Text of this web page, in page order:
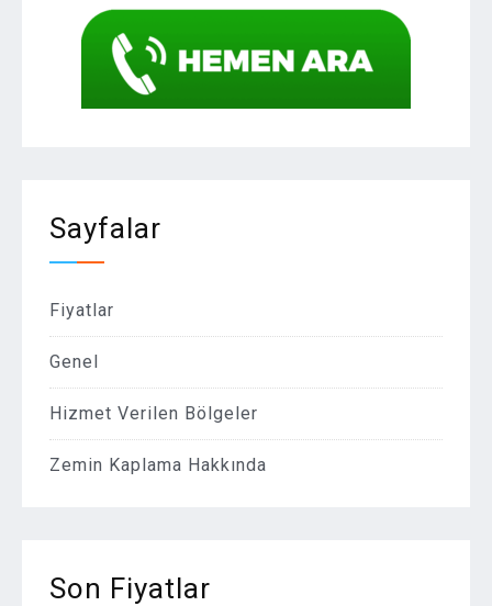
Sayfalar
Fiyatlar
Genel
Hizmet Verilen Bölgeler
Zemin Kaplama Hakkında
Son Fiyatlar